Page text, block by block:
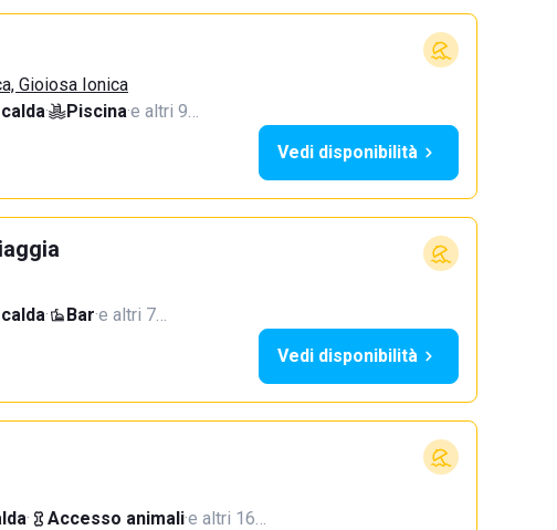
Gioiosa Ionica
· Piscina·e altri 9…
Vedi disponibilità
· Bar·e altri 7…
Vedi disponibilità
· Accesso animali·e altri 16…